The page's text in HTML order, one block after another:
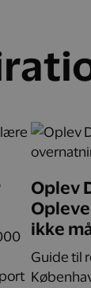
Oplev
ikke
Guide til